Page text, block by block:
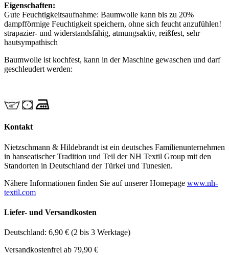
Eigenschaften:
Gute Feuchtigkeitsaufnahme: Baumwolle kann bis zu 20%
dampfförmige Feuchtigkeit speichern, ohne sich feucht anzufühlen!
strapazier- und widerstandsfähig, atmungsaktiv, reißfest, sehr
hautsympathisch
Baumwolle ist kochfest, kann in der Maschine gewaschen und darf
geschleudert werden:
Kontakt
Nietzschmann & Hildebrandt ist ein deutsches Familienunternehmen
in hanseatischer Tradition und Teil der NH Textil Group mit den
Standorten in Deutschland der Türkei und Tunesien.
Nähere Informationen finden Sie auf unserer Homepage www.nh-
textil.com
Liefer- und Versandkosten
Deutschland: 6,90 € (2 bis 3 Werktage)
Versandkostenfrei ab 79,90 €